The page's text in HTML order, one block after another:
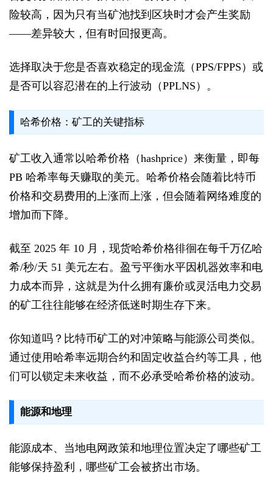
险较高，因为只有当矿池找到区块时才会产生奖励
——差异较大，但有时回报更高。
选择取决于您是否喜欢稳定的现金流（PPS/FPPS）或
是否可以容忍潜在的上行波动（PPLNS）。
哈希价格：矿工的关键指标
矿工收入通常以哈希价格（hashprice）来衡量，即每
PB 哈希率每天赚取的美元。哈希价格会随着比特币
价格和交易费用的上涨而上涨，但会随着网络难度的
增加而下降。
截至 2025 年 10 月，现货哈希价格徘徊在每千万亿哈
希/秒/天 51 美元左右。盈亏平衡水平因机器效率和电
力成本而异，这就是为什么拥有廉价或灵活电力交易
的矿工往往能够在经济低迷时期生存下来。
你知道吗？比特币矿工的对冲策略与能源公司类似。
通过使用哈希率远期合约和固定收益合约等工具，他
们可以锁定未来收益，而不必承受哈希价格的波动。
能源和地理
能源成本、当地电网政策和地理位置决定了哪些矿工
能够保持盈利，哪些矿工会被挤出市场。